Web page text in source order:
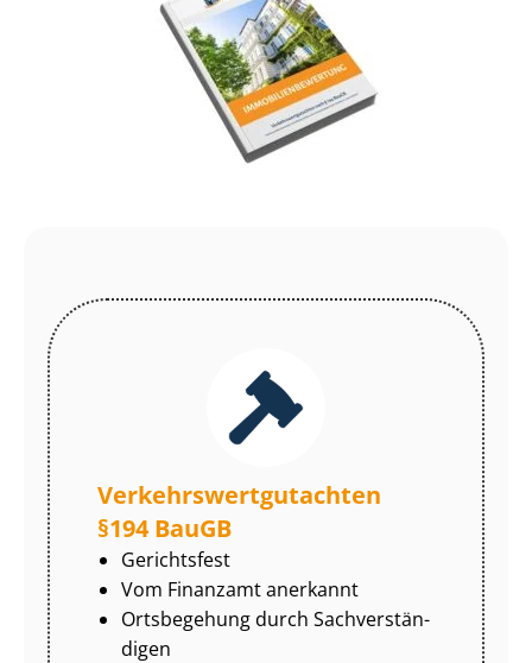
Ver­kehrs­wert­gut­ach­ten
§194 BauGB
Gerichtsfest
Vom Finanzamt anerkannt
Ortsbegehung durch Sach­ver­stän­
di­gen